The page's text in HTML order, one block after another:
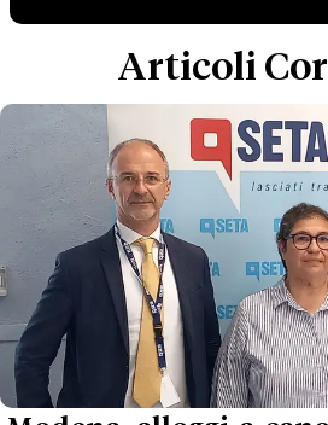
Articoli